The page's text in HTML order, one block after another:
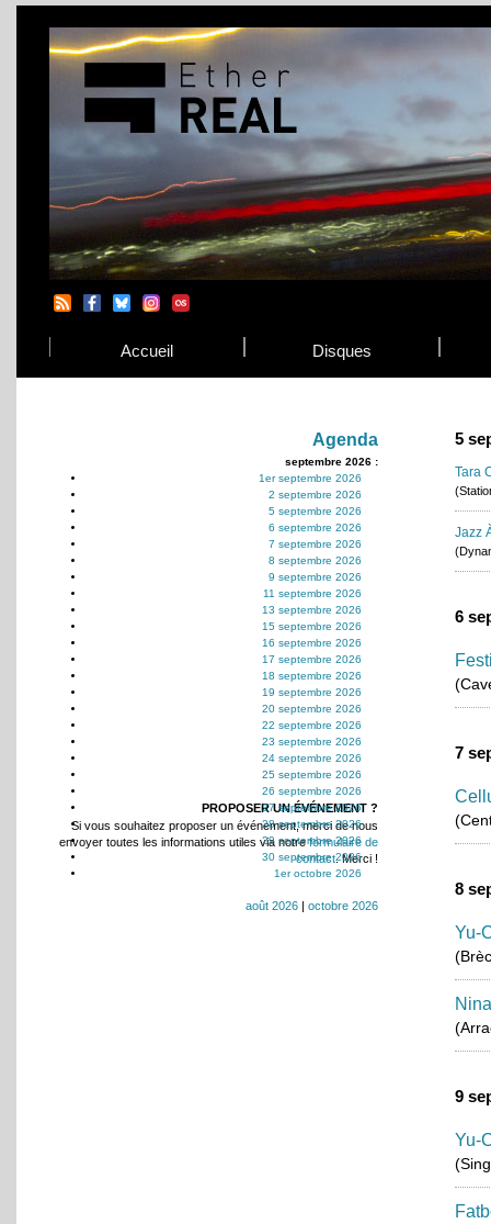
Accueil Disques
Agenda
septembre 2026 :
1er septembre 2026
2 septembre 2026
5 septembre 2026
6 septembre 2026
7 septembre 2026
8 septembre 2026
9 septembre 2026
11 septembre 2026
13 septembre 2026
15 septembre 2026
16 septembre 2026
17 septembre 2026
18 septembre 2026
19 septembre 2026
20 septembre 2026
22 septembre 2026
23 septembre 2026
24 septembre 2026
25 septembre 2026
26 septembre 2026
27 septembre 2026
28 septembre 2026
29 septembre 2026
30 septembre 2026
1er octobre 2026
août 2026 | octobre 2026
PROPOSER UN ÉVÉNEMENT ?
Si vous souhaitez proposer un événement, merci de nous
envoyer toutes les informations utiles via notreformulaire de
contact. Merci !
5
Tara
Jazz
6
7
8
Yu-
9
Yu-